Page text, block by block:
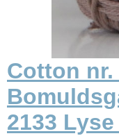
Cotton nr.
2133